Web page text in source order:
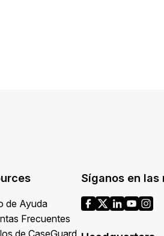
de Ayuda
Frecuentes
Síganos en